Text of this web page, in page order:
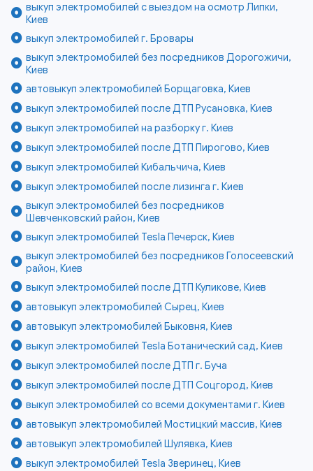
выкуп электромобилей с выездом на осмотр Липки,
Киев
выкуп электромобилей г. Бровары
выкуп электромобилей без посредников Дорогожичи,
Киев
автовыкуп электромобилей Борщаговка, Киев
выкуп электромобилей после ДТП Русановка, Киев
выкуп электромобилей на разборку г. Киев
выкуп электромобилей после ДТП Пирогово, Киев
выкуп электромобилей Кибальчича, Киев
выкуп электромобилей после лизинга г. Киев
выкуп электромобилей без посредников
Шевченковский район, Киев
выкуп электромобилей Tesla Печерск, Киев
выкуп электромобилей без посредников Голосеевский
район, Киев
выкуп электромобилей после ДТП Куликове, Киев
автовыкуп электромобилей Сырец, Киев
автовыкуп электромобилей Быковня, Киев
выкуп электромобилей Tesla Ботанический сад, Киев
выкуп электромобилей после ДТП г. Буча
выкуп электромобилей после ДТП Соцгород, Киев
выкуп электромобилей со всеми документами г. Киев
автовыкуп электромобилей Мостицкий массив, Киев
автовыкуп электромобилей Шулявка, Киев
выкуп электромобилей Tesla Зверинец, Киев